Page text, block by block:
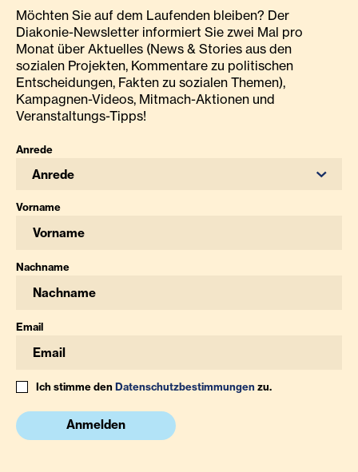
Möchten Sie auf dem Laufenden bleiben? Der
Diakonie-Newsletter informiert Sie zwei Mal pro
Monat über Aktuelles (News & Stories aus den
sozialen Projekten, Kommentare zu politischen
Entscheidungen, Fakten zu sozialen Themen),
Kampagnen-Videos, Mitmach-Aktionen und
Veranstaltungs-Tipps!
Anrede
Anrede
Vorname
Nachname
Email
Ich stimme denDatenschutzbestimmungenzu.
Anmelden